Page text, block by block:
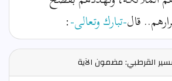
قال-تبارك وتعالى-:
القرطبي: مضمون الآية